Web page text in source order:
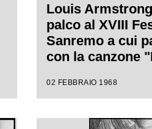
Louis
palco al XVIII
Sanremo a cui
con la canzone
02 FEBBRAIO 1968